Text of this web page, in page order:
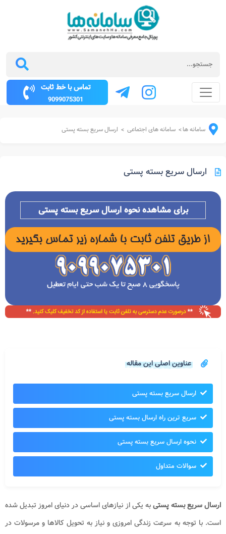
تماس با خط ثابت
9099075301
سامانه ها> سامانه های اجتماعی > ارسال سریع بسته پستی
ارسال سریع بسته پستی
برای مشاهده نحوه ارسال سریع بسته پستی
عناوین اصلی این مقاله
ارسال سریع بسته پستی
سریع ترین راه ارسال بسته پستی
نحوه ارسال سریع بسته پستی
سوالات متداول
ارسال سریع بسته پستیبه یکی از نیازهای اساسی در دنیای امروز تبدیل شده
است. با توجه به سرعت زندگی امروزی و نیاز به تحویل کالاها و مرسولات در